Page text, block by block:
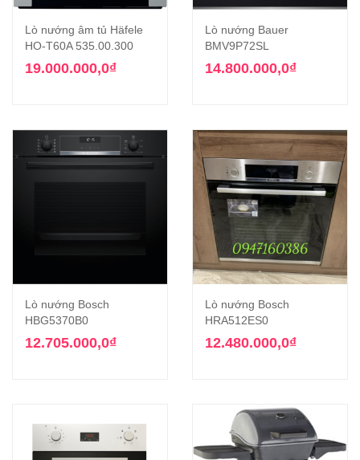
Lò nướng âm tủ Häfele
HO-T60A 535.00.300
19.000.000,0₫
Lò nướng Bauer
BMV9P72SL
14.800.000,0₫
Lò nướng Bosch
HBG5370B0
12.705.000,0₫
Lò nướng Bosch
HRA512ES0
12.480.000,0₫